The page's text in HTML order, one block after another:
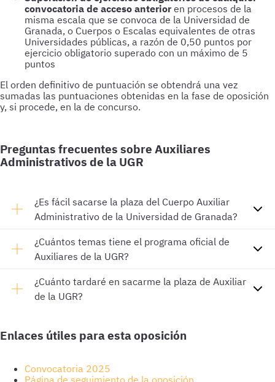
convocatoria de acceso anterior en procesos de la
misma escala que se convoca de la Universidad de
Granada, o Cuerpos o Escalas equivalentes de otras
Universidades públicas, a razón de 0,50 puntos por
ejercicio obligatorio superado con un máximo de 5
puntos
El orden definitivo de puntuación se obtendrá una vez
sumadas las puntuaciones obtenidas en la fase de oposición
y, si procede, en la de concurso.
Preguntas frecuentes sobre Auxiliares
Administrativos de la UGR
¿Es fácil sacarse la plaza del Cuerpo Auxiliar
Administrativo de la Universidad de Granada?
¿Cuántos temas tiene el programa oficial de
Auxiliares de la UGR?
¿Cuánto tardaré en sacarme la plaza de Auxiliar
de la UGR?
Enlaces útiles para esta oposición
Convocatoria 2025
Página de seguimiento de la oposición